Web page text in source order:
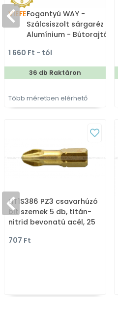
VIEFEFogantyú WAY -
Szálcsiszolt sárgaréz II. -
Alumínium - Bútorajtó
fém fogantyú
1 660 Ft - tól
36 db Raktáron
Több méretben elérhető
HT1S386 PZ3 csavarhúzó
bit szemek 5 db, titán-
nitrid bevonatú acél, 25
707 Ft